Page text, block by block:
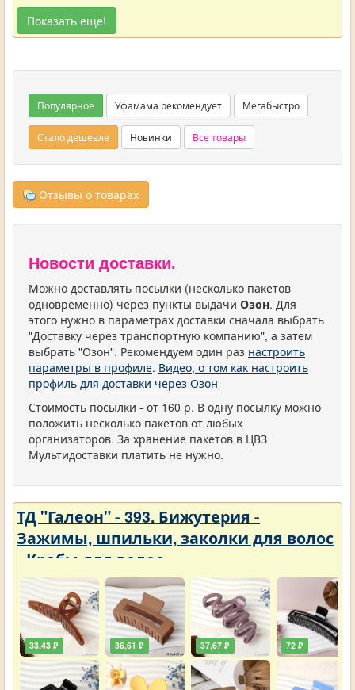
Показать ещё!
Популярное Уфамама рекомендует Мегабыстро
Стало дешевле Новинки Все товары
Отзывы о товарах
Новости доставки.
Можно доставлять посылки (несколько пакетов
одновременно) через пункты выдачи Озон. Для
этого нужно в параметрах доставки сначала выбрать
"Доставку через транспортную компанию", а затем
выбрать "Озон". Рекомендуем один раз настроить
параметры в профиле. Видео, о том как настроить
профиль для доставки через Озон
Стоимость посылки - от 160 р. В одну посылку можно
положить несколько пакетов от любых
организаторов. За хранение пакетов в ЦВЗ
Мультидоставки платить не нужно.
ТД "Галеон" - 393. Бижутерия -
Зажимы, шпильки, заколки для волос
- Крабы для волос
33,43 ₽ 36,61 ₽ 37,67 ₽ 72 ₽